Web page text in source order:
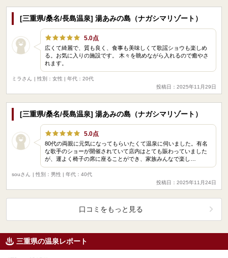
[三重県/桑名/長島温泉] 湯あみの島（ナガシマリゾート）
5.0点
広くて綺麗で、質も良く、食事も美味しくて歌謡ショウも楽しめ
る。お気に入りの施設です。 木々を眺めながら入れるので癒やさ
れます。
ミラさん
| 性別：女性 | 年代：20代
投稿日：2025年11月29日
[三重県/桑名/長島温泉] 湯あみの島（ナガシマリゾート）
5.0点
80代の両親に元気になってもらいたくて温泉に伺いました。有名
な歌手のショーが開催されていて店内はとても賑わっていました
が、運よく椅子の席に座ることができ、家族みんなで楽し…
souさん
| 性別：男性 | 年代：40代
投稿日：2025年11月24日
口コミをもっと見る
三重県の温泉レポート